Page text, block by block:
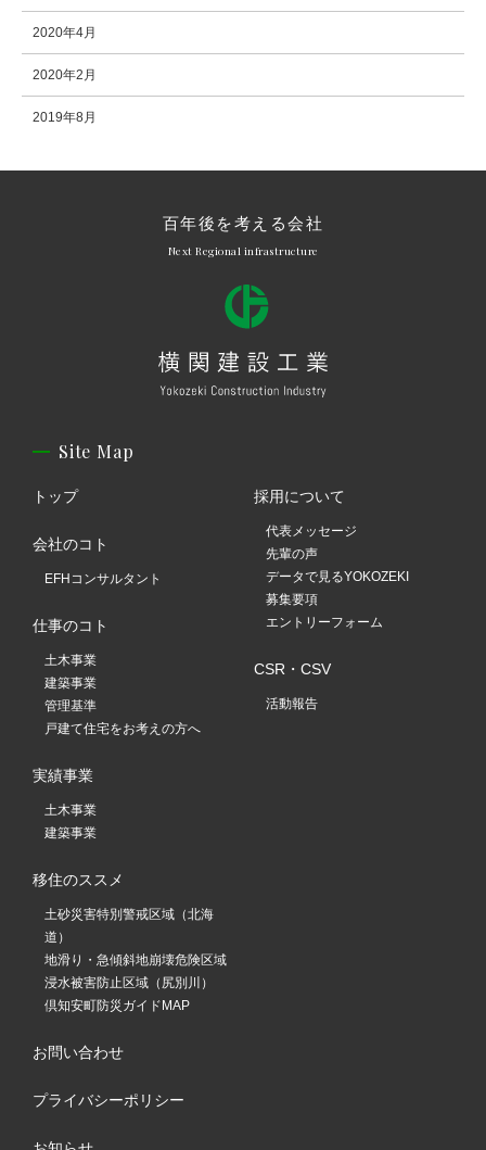
2020年4月
2020年2月
2019年8月
百年後を考える会社
Next Regional infrastructure
Site Map
トップ
会社のコト
EFHコンサルタント
仕事のコト
土木事業
建築事業
管理基準
戸建て住宅をお考えの方へ
実績事業
土木事業
建築事業
採用について
代表メッセージ
先輩の声
データで見るYOKOZEKI
募集要項
エントリーフォーム
CSR・CSV
活動報告
移住のススメ
土砂災害特別警戒区域（北海
道）
地滑り・急傾斜地崩壊危険区域
浸水被害防止区域（尻別川）
倶知安町防災ガイドMAP
お問い合わせ
プライバシーポリシー